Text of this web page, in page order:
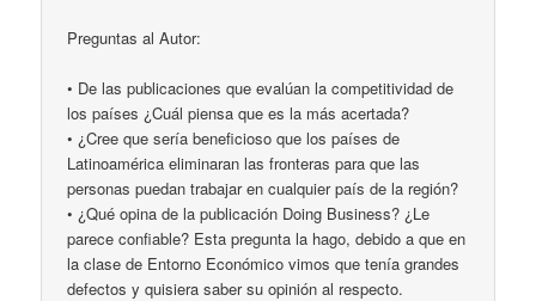
Preguntas al Autor:
• De las publicaciones que evalúan la competitividad de
los países ¿Cuál piensa que es la más acertada?
• ¿Cree que sería beneficioso que los países de
Latinoamérica eliminaran las fronteras para que las
personas puedan trabajar en cualquier país de la región?
• ¿Qué opina de la publicación Doing Business? ¿Le
parece confiable? Esta pregunta la hago, debido a que en
la clase de Entorno Económico vimos que tenía grandes
defectos y quisiera saber su opinión al respecto.